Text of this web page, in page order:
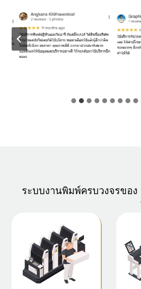
ระบบงานพิมพ์ครบวงจรของ